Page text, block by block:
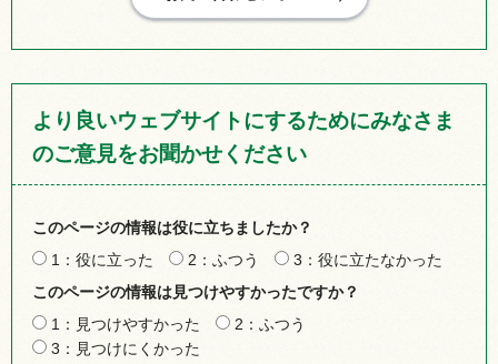
より良いウェブサイトにするためにみなさま
のご意見をお聞かせください
このページの情報は役に立ちましたか？
1：役に立った
2：ふつう
3：役に立たなかった
このページの情報は見つけやすかったですか？
1：見つけやすかった
2：ふつう
3：見つけにくかった